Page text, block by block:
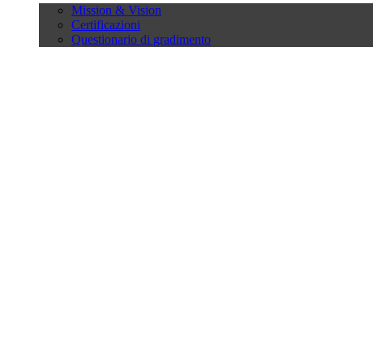
Mission & Vision
Certificazioni
Questionario di gradimento